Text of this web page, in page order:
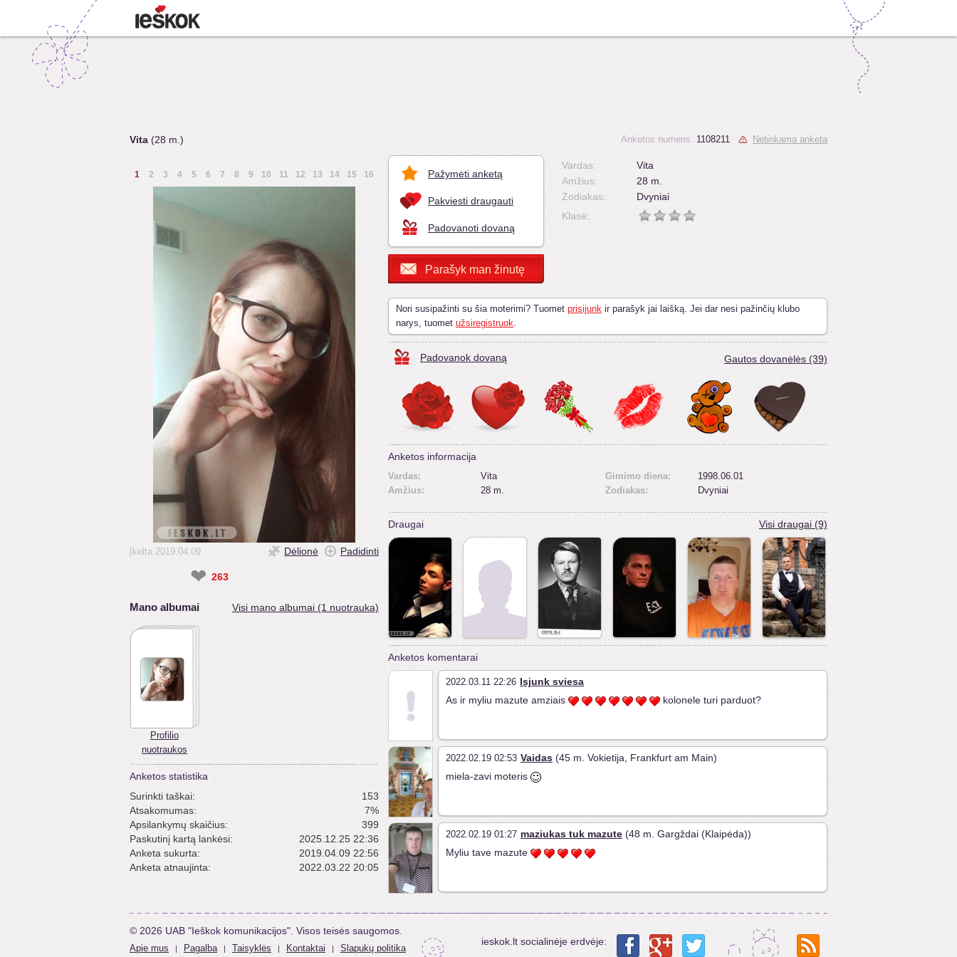
Vita (28 m.)
1 2 3 4 5 6 7 8 9 10 11 12 13 14 15 16
Įkelta 2019.04.09 Dėlionė Padidinti
❤ 263
Mano albumai Visi mano albumai (1 nuotrauka)
Profilio
nuotraukos
Anketos statistika
Surinkti taškai:
153
Atsakomumas:
7%
Apsilankymų skaičius:
399
Paskutinį kartą lankėsi:
2025.12.25 22:36
Anketa sukurta:
2019.04.09 22:56
Anketa atnaujinta:
2022.03.22 20:05
Pažymėti anketą
Pakviesti draugauti
Padovanoti dovaną
Parašyk man žinutę
Anketos numeris: 1108211 Netinkama anketa
Vardas:
Vita
Amžius:
28 m.
Zodiakas:
Dvyniai
Klasė:
Nori susipažinti su šia moterimi? Tuomet prisijunk ir parašyk jai laišką. Jei dar nesi pažinčių klubo
narys, tuomet užsiregistruok.
Padovanok dovaną Gautos dovanėlės (39)
Anketos informacija
Vardas:
Vita
Amžius:
28 m.
Gimimo diena:
1998.06.01
Zodiakas:
Dvyniai
Draugai Visi draugai (9)
Anketos komentarai
2022.03.11 22:26 Isjunk sviesa
As ir myliu mazute amziais
kolonele turi parduot?
2022.02.19 02:53 Vaidas (45 m. Vokietija, Frankfurt am Main)
miela-zavi moteris
2022.02.19 01:27 maziukas tuk mazute (48 m. Gargždai (Klaipėda))
Myliu tave mazute
© 2026 UAB "Ieškok komunikacijos". Visos teisės saugomos.
Apie mus | Pagalba | Taisyklės | Kontaktai | Slapukų politika
ieskok.lt socialinėje erdvėje: